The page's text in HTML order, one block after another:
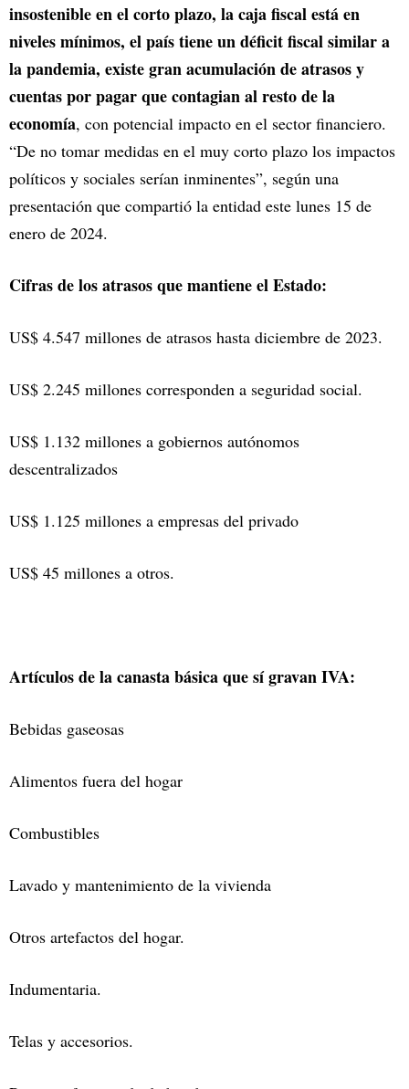
insostenible en el corto plazo, la caja fiscal está en
niveles mínimos, el país tiene un déficit fiscal similar a
la pandemia, existe gran acumulación de atrasos y
cuentas por pagar que contagian al resto de la
economía, con potencial impacto en el sector financiero.
“De no tomar medidas en el muy corto plazo los impactos
políticos y sociales serían inminentes”, según una
presentación que compartió la entidad este lunes 15 de
enero de 2024.
Cifras de los atrasos que mantiene el Estado:
US$ 4.547 millones de atrasos hasta diciembre de 2023.
US$ 2.245 millones corresponden a seguridad social.
US$ 1.132 millones a gobiernos autónomos
descentralizados
US$ 1.125 millones a empresas del privado
US$ 45 millones a otros.
Artículos de la canasta básica que sí gravan IVA:
Bebidas gaseosas
Alimentos fuera del hogar
Combustibles
Lavado y mantenimiento de la vivienda
Otros artefactos del hogar.
Indumentaria.
Telas y accesorios.